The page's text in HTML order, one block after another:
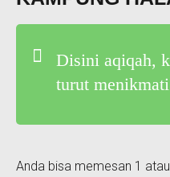
Disini aqiqah,
turut menikmati
Anda bisa memesan 1